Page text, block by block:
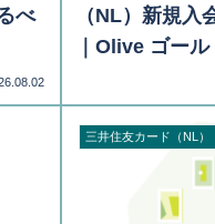
べ
（NL）新規入
｜Olive ゴー
三井住友カード（NL）